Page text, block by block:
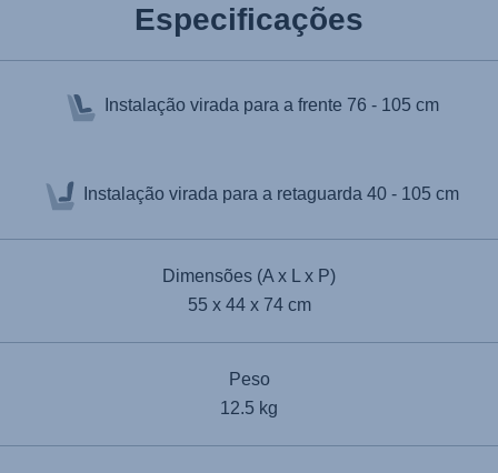
Especificações
Instalação virada para a frente 76 - 105 cm
Instalação virada para a retaguarda 40 - 105 cm
Dimensões (A x L x P)
55 x 44 x 74 cm
Peso
12.5 kg